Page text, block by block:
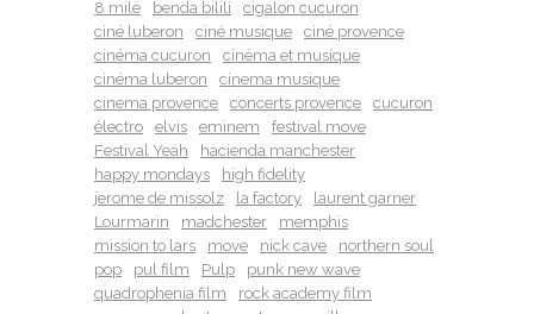
8 mile
benda bilili
cigalon cucuron
ciné luberon
ciné musique
ciné provence
cinéma cucuron
cinéma et musique
cinéma luberon
cinema musique
cinema provence
concerts provence
cucuron
électro
elvis eminem
festival move
Festival Yeah
hacienda manchester
happy mondays
high fidelity
jerome de missolz
la factory
laurent garner
Lourmarin
madchester
memphis
mission to lars
move nick cave
northern soul
pop
pul film Pulp
punk new wave
quadrophenia film
rock academy film